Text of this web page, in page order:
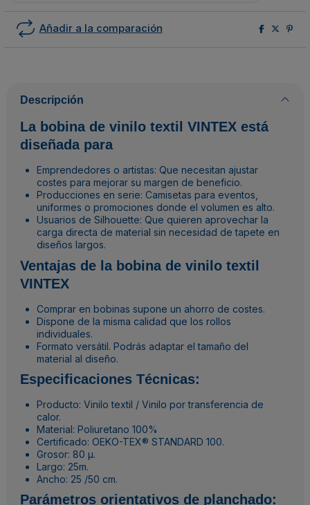
Añadir a la comparación
Descripción
La bobina de vinilo textil VINTEX está
diseñada para
Emprendedores o artistas: Que necesitan ajustar
costes para mejorar su margen de beneficio.
Producciones en serie: Camisetas para eventos,
uniformes o promociones donde el volumen es alto.
Usuarios de Silhouette: Que quieren aprovechar la
carga directa de material sin necesidad de tapete en
diseños largos.
Ventajas de la bobina de vinilo textil
VINTEX
Comprar en bobinas supone un ahorro de costes.
Dispone de la misma calidad que los rollos
individuales.
Formato versátil. Podrás adaptar el tamaño del
material al diseño.
Especificaciones Técnicas:
Producto: Vinilo textil / Vinilo por transferencia de
calor.
Material: Poliuretano 100%
Certificado: OEKO-TEX® STANDARD 100.
Grosor: 80 µ.
Largo: 25m.
Ancho: 25 /50 cm.
Parámetros orientativos de planchado: